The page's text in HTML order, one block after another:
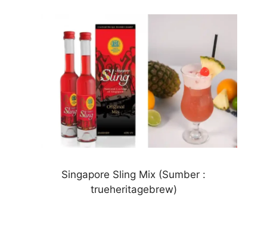
Singapore Sling Mix (Sumber :
trueheritagebrew)